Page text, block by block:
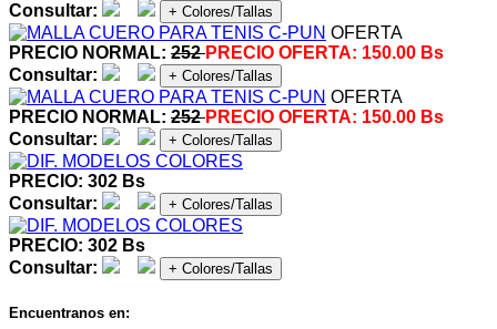
Consultar:
+ Colores/Tallas
OFERTA
PRECIO NORMAL: 252PRECIO OFERTA: 150.00 Bs
Consultar:
+ Colores/Tallas
OFERTA
PRECIO NORMAL: 252PRECIO OFERTA: 150.00 Bs
Consultar:
+ Colores/Tallas
PRECIO: 302 Bs
Consultar:
+ Colores/Tallas
PRECIO: 302 Bs
Consultar:
+ Colores/Tallas
Encuentranos en: